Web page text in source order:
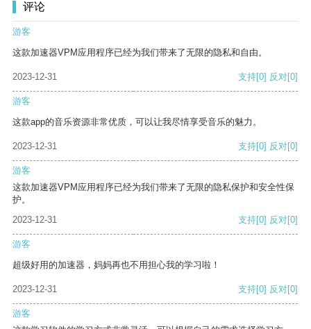
评论
游客
这款加速器VPM应用程序已经为我们带来了无限的隐私和自由。
2023-12-31 支持[0] 反对[0]
游客
这款app的音乐资源非常优质，可以让我尽情享受音乐的魅力。
2023-12-31 支持[0] 反对[0]
游客
这款加速器VPM应用程序已经为我们带来了无限的隐私保护和安全性保
护。
2023-12-31
支持[0] 反对[0]
游客
超级好用的加速器，妈妈再也不用担心我的学习啦！
2023-12-31 支持[0] 反对[0]
游客